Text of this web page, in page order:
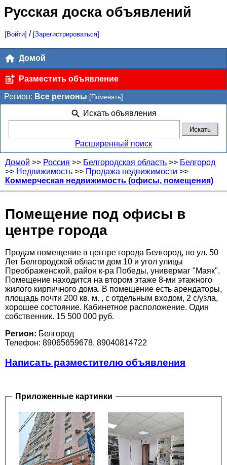
Русская доска объявлений
[Войти] / [Зарегистрироваться]
Домой
Разместить объявление
Регион: Все регионы [Поменять]
Искать объявления
Расширенный поиск
Домой >> Россия >> Белгородская область >> Белгород
>> Недвижимость >> Продажа недвижимости >>
Коммерческая недвижимость (офисы, помещения)
Помещение под офисы в
центре города
Продам помещение в центре города Белгород, по ул. 50
Лет Белгородской области дом 10 и угол улицы
Преображенской, район к-ра Победы, универмаг "Маяк".
Помещение находится на втором этаже 8-ми этажного
жилого кирпичного дома. В помещение есть арендаторы,
площадь почти 200 кв. м. , с отдельным входом, 2 с/узла,
хорошее состояние. Кабинетное расположение. Один
собственник. 15 500 000 руб.
Регион: Белгород
Телефон: 89065659678, 89040814722
Написать разместителю объявления
Приложенные картинки